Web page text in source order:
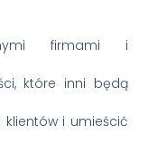
firmami i
które inni będą
i umieścić